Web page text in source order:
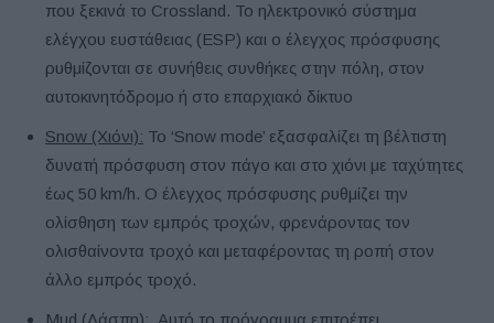
που ξεκινά το Crossland. Το ηλεκτρονικό σύστημα
ελέγχου ευστάθειας (ESP) και ο έλεγχος πρόσφυσης
ρυθμίζονται σε συνήθεις συνθήκες στην πόλη, στον
αυτοκινητόδρομο ή στο επαρχιακό δίκτυο
Snow (Χιόνι): Το ‘Snow mode’ εξασφαλίζει τη βέλτιστη
δυνατή πρόσφυση στον πάγο και στο χιόνι με ταχύτητες
έως 50 km/h. Ο έλεγχος πρόσφυσης ρυθμίζει την
ολίσθηση των εμπρός τροχών, φρενάροντας τον
ολισθαίνοντα τροχό και μεταφέροντας τη ροπή στον
άλλο εμπρός τροχό.